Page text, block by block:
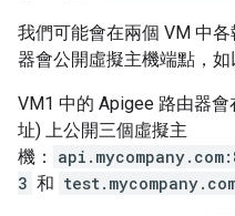
我們可能會在兩個 VM 中
器會公開虛擬主機端點，如
VM1 中的 Apigee 路由器
址) 上公開三個虛擬主
機：
3 和